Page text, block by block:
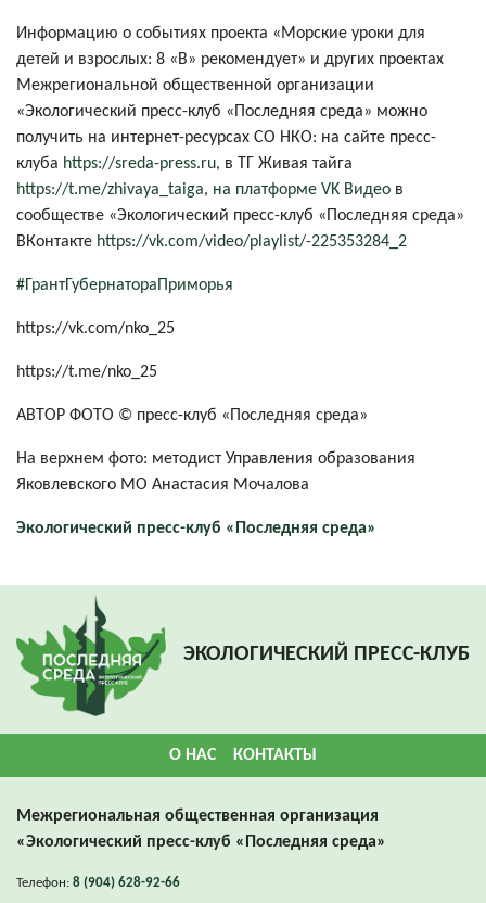
Информацию о событиях проекта «Морские уроки для
детей и взрослых: 8 «В» рекомендует» и других проектах
Межрегиональной общественной организации
«Экологический пресс-клуб «Последняя среда» можно
получить на интернет-ресурсах СО НКО: на сайте пресс-
клуба https://sreda-press.ru, в ТГ Живая тайга
https://t.me/zhivaya_taiga, на платформе VK Видео в
сообществе «Экологический пресс-клуб «Последняя среда»
ВКонтакте https://vk.com/video/playlist/-225353284_2
#ГрантГубернатораПриморья
https://vk.com/nko_25
https://t.me/nko_25
АВТОР ФОТО © пресс-клуб «Последняя среда»
На верхнем фото: методист Управления образования
Яковлевского МО Анастасия Мочалова
Экологический пресс-клуб «Последняя среда»
ЭКОЛОГИЧЕСКИЙ ПРЕСС-КЛУБ
О НАС КОНТАКТЫ
Межрегиональная общественная организация
«Экологический пресс-клуб «Последняя среда»
Телефон: 8 (904) 628-92-66